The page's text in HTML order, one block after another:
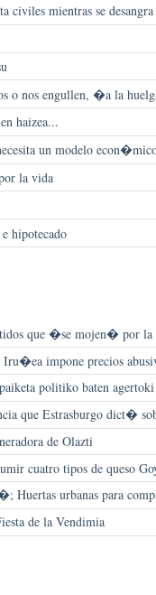
civiles mientras se desangra
o nos engullen, �a la
haizea...
un modelo
la vida
hipotecado
que �se mojen� por
impone precios
politiko baten
que Estrasburgo dict�
de Olazti
cuatro tipos de queso
urbanas para
de la Vendimia